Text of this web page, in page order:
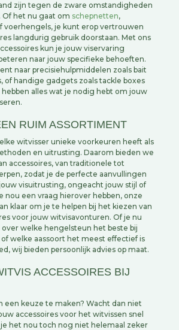
zijn tegen de zware omstandigheden
Of het nu gaat om schepnetten,
voerhengels, je kunt erop vertrouwen
langdurig gebruik doorstaan. Met ons
kun je jouw viservaring
naar jouw specifieke behoeften.
naar precisiehulpmiddelen zoals bait
of handige gadgets zoals tackle boxes
alles wat je nodig hebt om jouw
RUIM ASSORTIMENT
witvisser unieke voorkeuren heeft als
en uitrusting. Daarom bieden we
accessoires, van traditionele tot
zodat je de perfecte aanvullingen
visuitrusting, ongeacht jouw stijl of
nou een vraag hierover hebben, onze
klaar om je te helpen bij het kiezen van
voor jouw witvisavonturen. Of je nu
welke hengelsteun het beste bij
of welke aassoort het meest effectief is
wij bieden persoonlijk advies op maat.
ACCESSOIRES BIJ
een keuze te maken? Wacht dan niet
accessoires voor het witvissen snel
het nou toch nog niet helemaal zeker